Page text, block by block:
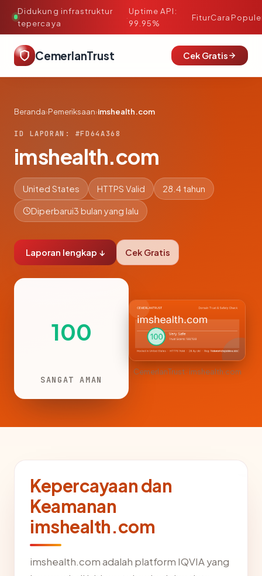
Didukung infrastruktur
tepercaya
·
Uptime API:
99.95%
FiturCara
CemerlanTrust Cek Gratis
Beranda›Pemeriksaan›imshealth.com
ID LAPORAN: #FD64A368
imshealth.com
United States HTTPS Valid 28.4 tahun
Diperbarui3 bulan yang lalu
Laporan lengkap ↓ Cek Gratis
100
SANGAT AMAN
CemerlanTrust · imshealth.com
Kepercayaan dan
Keamanan
imshealth.com
imshealth.com adalah platform IQVIA yang